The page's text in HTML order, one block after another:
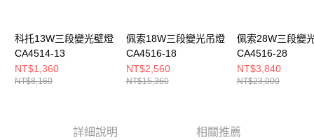
５．嚴禁一人註冊多個帳號或使用他人資訊註冊。若發現惡意使用之情形，
恩沛科技股份有限公司將有權停止該用戶之使用額度並採取法律行動。
科托13W三段變光壁燈
CA4514-13
NT$1,360
NT$8,160
佩索18W三段變光吊燈
CA4516-18
NT$2,560
NT$15,360
佩索28W三段變
CA4516-28
NT$3,840
NT$23,000
詳細說明 相關推薦